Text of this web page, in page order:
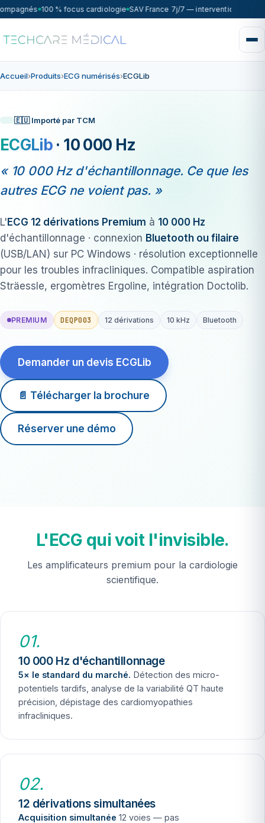
100 % focus cardiologie SAV France 7j/7 — intervention sous
Accueil›Produits›ECG numérisés›ECGLib
🇪🇺 Importé par TCM
ECGLib · 10 000 Hz
« 10 000 Hz d'échantillonnage. Ce que les
autres ECG ne voient pas. »
L' ECG 12 dérivations Premium à 10 000 Hz
d'échantillonnage · connexion Bluetooth ou filaire
(USB/LAN) sur PC Windows · résolution exceptionnelle
pour les troubles infracliniques. Compatible aspiration
Sträessle, ergomètres Ergoline, intégration Doctolib.
PREMIUM DEQP003 12 dérivations 10 kHz Bluetooth
Demander un devis ECGLib
📄 Télécharger la brochure
Réserver une démo
12 dériv.
simultanées
L'ECG qui voit l'invisible.
Les amplificateurs premium pour la cardiologie
scientifique.
01.
10 000 Hz d'échantillonnage
5× le standard du marché. Détection des micro-
potentiels tardifs, analyse de la variabilité QT haute
précision, dépistage des cardiomyopathies
infracliniques.
02.
12 dérivations simultanées
Acquisition simultanée 12 voies — pas